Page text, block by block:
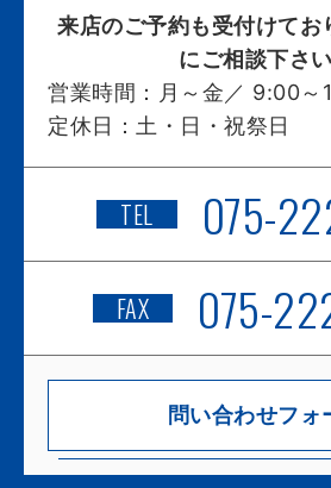
来店のご予約も受付けてお
にご相談下さい
営業時間：
月～金／ 9:00～
定休日： 土・日・祝祭日
TEL 075-
FAX 075-
問い合わせフォ